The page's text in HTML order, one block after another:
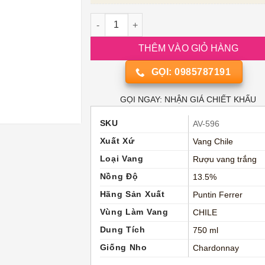
Rượu Vang Chile Punti Ferrer Gran
THÊM VÀO GIỎ HÀNG
GỌI: 0985787191
GỌI NGAY: NHẬN GIÁ CHIẾT KHẤU
SKU
AV-596
Xuất Xứ
Vang Chile
Loại Vang
Rượu vang trắng
Nồng Độ
13.5%
Hãng Sản Xuất
Puntin Ferrer
Vùng Làm Vang
CHILE
Dung Tích
750 ml
Giống Nho
Chardonnay